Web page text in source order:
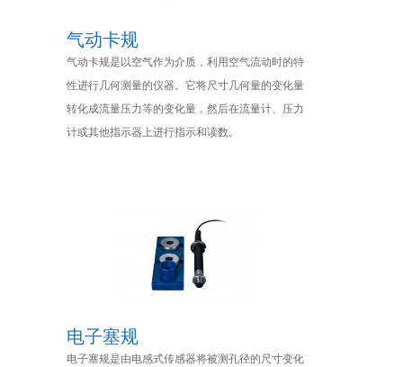
气动卡规
气动卡规是以空气作为介质，利用空气流动时的特
性进行几何测量的仪器。它将尺寸几何量的变化量
转化成流量压力等的变化量，然后在流量计、压力
计或其他指示器上进行指示和读数。
电子塞规
电子塞规是由电感式传感器将被测孔径的尺寸变化